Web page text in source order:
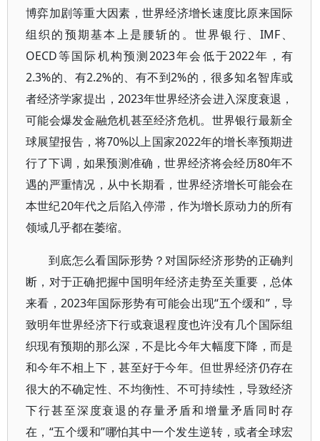
博弈加剧等重大因素，世界经济增长速度比原来国际
组织的预期基本上是腰斩的。世界银行、IMF、
OECD等国际机构预测2023年会低于2022年，有
2.3%的、有2.2%的、有不到2%的，很多知名智库或
者经济学家提出，2023年世界经济会进入深度衰退，
可能会爆发金融危机甚至经济危机。世界银行最新全
球展望报告，将70%以上国家2022年的增长率预期进
行了下调，如果预测准确，世界经济将会经历80年不
遇的严重情况，从中长期看，世界经济增长可能会在
本世纪20年代之后陷入停滞，作为增长原动力的所有
领域几乎都在萎缩。
到底怎么看国际形势？对国际经济形势的正确判
断，对于正确把握中国明年经济走势至关重要，总体
来看，2023年国际形势有可能会出现“五个缓和”，导
致明年世界经济下行或衰退程度也许没有几个国际组
织现有预期的那么深，不是比今年大幅度下降，而是
和今年不相上下，甚至好于今年。但世界经济仍存在
很大的不确定性、不均衡性、不可持续性，导致经济
下行甚至深度衰退的存量矛盾和增量矛盾同时存
在，“五个缓和”哪怕其中一个发生逆转，或者全球宏